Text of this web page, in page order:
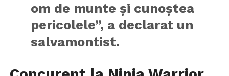
om de munte şi cunoştea
pericolele”, a declarat un
salvamontist.